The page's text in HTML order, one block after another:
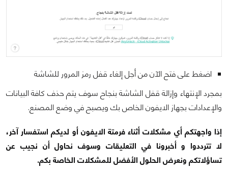
اضغط على فتح الآن من أجل إلغاء قفل رمز المرور للشاشة
بمجرد الإنتهاء وإزالة قفل الشاشة بنجاح سوف يتم حذف كافة البيانات
والإعدادات بجهاز الايفون الخاص بك ويصبح في وضع المصنع.
إذا واجهتكم أي مشكلات أثناء فرمتة الايفون أو لديكم استفسار آخر،
لا تترددوا و أخبرونا في التعليقات وسوف نحاول أن نجيب عن
تساؤلاتكم ونعرض الحلول الأفضل للمشكلات الخاصة بكم.